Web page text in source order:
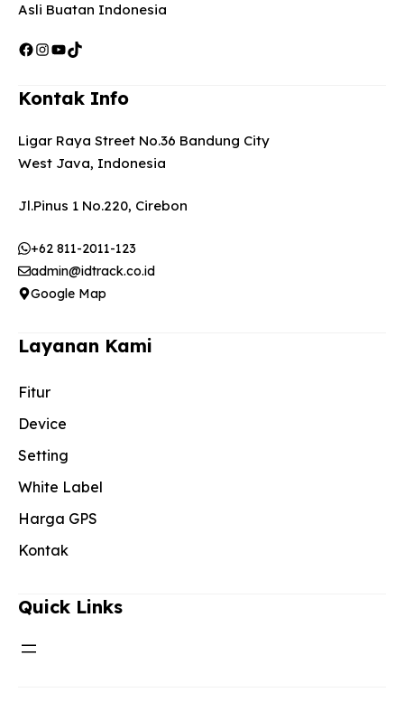
Asli Buatan Indonesia
Facebook
Instagram
YouTube
TikTok
Kontak Info
Ligar Raya Street No.36 Bandung City
West Java, Indonesia
Jl.Pinus 1 No.220, Cirebon
+62 811-2011-123
admin@idtrack.co.id
Google Map
Layanan Kami
Fitur
Device
Setting
White Label
Harga GPS
Kontak
Quick Links